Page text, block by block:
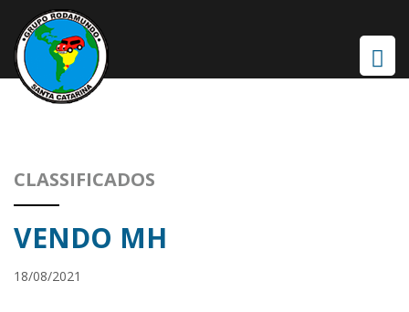
CLASSIFICADOS
VENDO MH
18/08/2021